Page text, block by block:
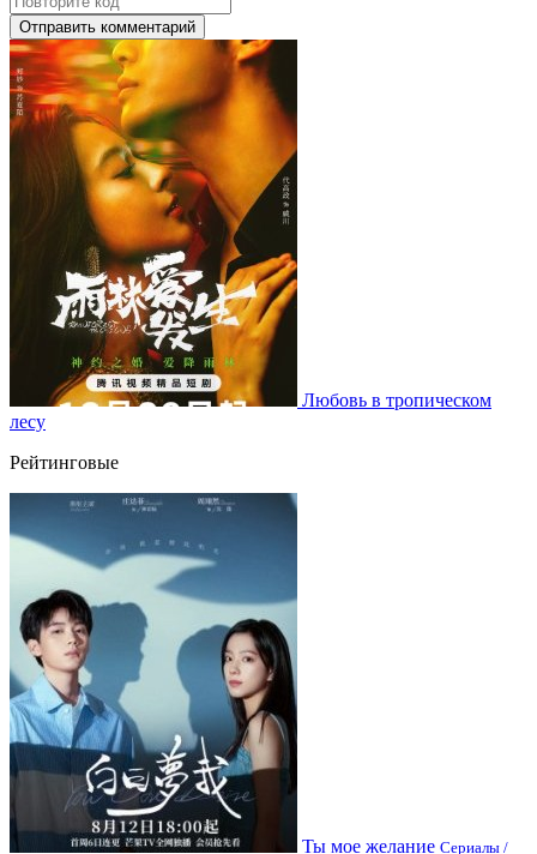
Отправить комментарий
Любовь в тропическом
лесу
Рейтинговые
Ты мое желание Сериалы /